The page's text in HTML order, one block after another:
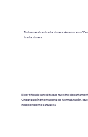
Todas nuestras traducciones vienen con un
traducciones.
El certificado acredita que nuestro
Organización Internacional de Normalización,
independientes anuales).